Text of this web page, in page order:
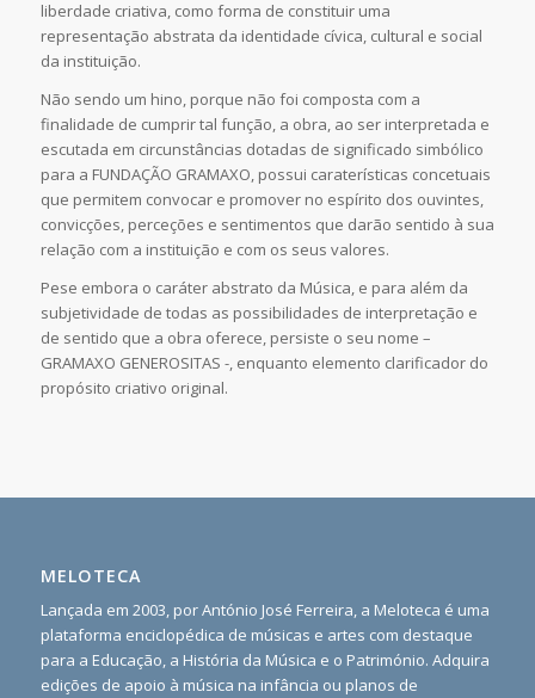
liberdade criativa, como forma de constituir uma
representação abstrata da identidade cívica, cultural e social
da instituição.
Não sendo um hino, porque não foi composta com a
finalidade de cumprir tal função, a obra, ao ser interpretada e
escutada em circunstâncias dotadas de significado simbólico
para a FUNDAÇÃO GRAMAXO, possui caraterísticas concetuais
que permitem convocar e promover no espírito dos ouvintes,
convicções, perceções e sentimentos que darão sentido à sua
relação com a instituição e com os seus valores.
Pese embora o caráter abstrato da Música, e para além da
subjetividade de todas as possibilidades de interpretação e
de sentido que a obra oferece, persiste o seu nome –
GRAMAXO GENEROSITAS -, enquanto elemento clarificador do
propósito criativo original.
MELOTECA
Lançada em 2003, por António José Ferreira, a Meloteca é uma
plataforma enciclopédica de músicas e artes com destaque
para a Educação, a História da Música e o Património. Adquira
edições de apoio à música na infância ou planos de